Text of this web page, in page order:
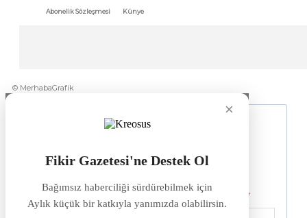
Abonelik Sözleşmesi Künye
© MerhabaGrafik
×
Fikir Gazetesi'ne Destek Ol
Bağımsız haberciliği sürdürebilmek için
Aylık küçük bir katkıyla yanımızda olabilirsin.